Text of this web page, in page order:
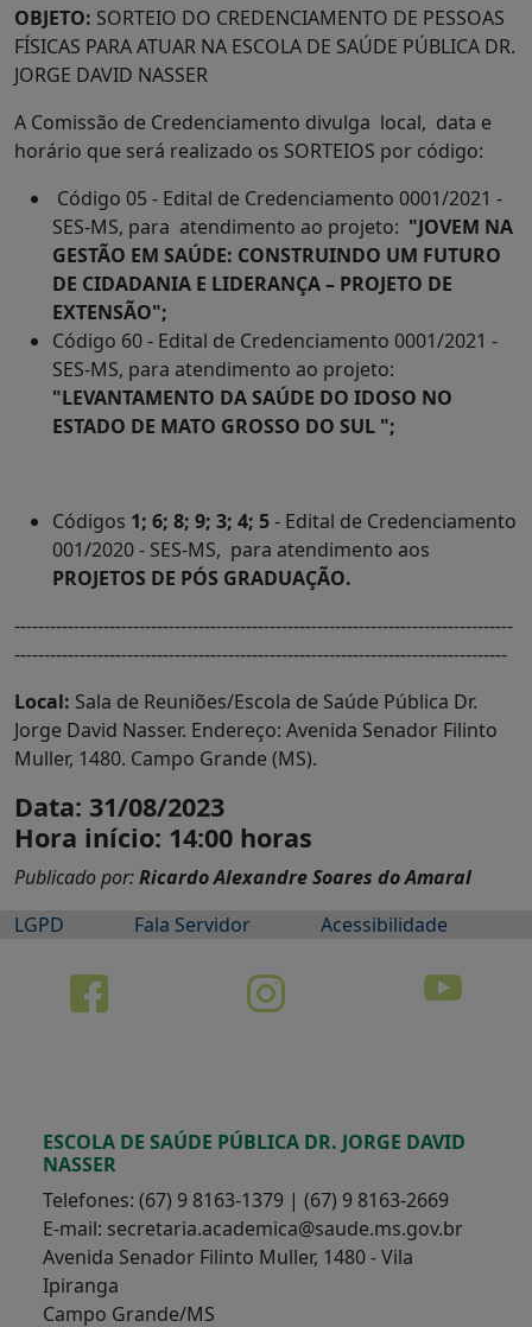
OBJETO: SORTEIO DO CREDENCIAMENTO DE PESSOAS
FÍSICAS PARA ATUAR NA ESCOLA DE SAÚDE PÚBLICA DR.
JORGE DAVID NASSER
A Comissão de Credenciamento divulga local, data e
horário que será realizado os SORTEIOS por código:
Código 05 - Edital de Credenciamento 0001/2021 -
SES-MS, para atendimento ao projeto: "JOVEM NA
GESTÃO EM SAÚDE: CONSTRUINDO UM FUTURO
DE CIDADANIA E LIDERANÇA – PROJETO DE
EXTENSÃO";
Código 60 - Edital de Credenciamento 0001/2021 -
SES-MS, para atendimento ao projeto:
"LEVANTAMENTO DA SAÚDE DO IDOSO NO
ESTADO DE MATO GROSSO DO SUL ";
Códigos 1; 6; 8; 9; 3; 4; 5- Edital de Credenciamento
001/2020 - SES-MS, para atendimento aos
PROJETOS DE PÓS GRADUAÇÃO.
------------------------------------------------------------------------------------
-----------------------------------------------------------------------------------
Local: Sala de Reuniões/Escola de Saúde Pública Dr.
Jorge David Nasser. Endereço: Avenida Senador Filinto
Muller, 1480. Campo Grande (MS).
Data: 31/08/2023
Hora início: 14:00 horas
Publicado por:Ricardo Alexandre Soares do Amaral
LGPD
Fala Servidor Acessibilidade
ESCOLA DE SAÚDE PÚBLICA DR. JORGE DAVID
NASSER
Telefones: (67) 9 8163-1379 | (67) 9 8163-2669
E-mail: secretaria.academica@saude.ms.gov.br
Avenida Senador Filinto Muller, 1480 - Vila
Ipiranga
Campo Grande/MS